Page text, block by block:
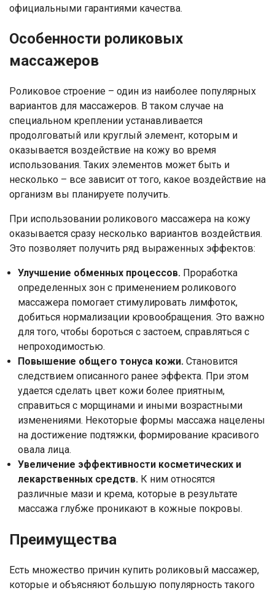
официальными гарантиями качества.
Особенности роликовых
массажеров
Роликовое строение – один из наиболее популярных
вариантов для массажеров. В таком случае на
специальном креплении устанавливается
продолговатый или круглый элемент, которым и
оказывается воздействие на кожу во время
использования. Таких элементов может быть и
несколько – все зависит от того, какое воздействие на
организм вы планируете получить.
При использовании роликового массажера на кожу
оказывается сразу несколько вариантов воздействия.
Это позволяет получить ряд выраженных эффектов:
Улучшение обменных процессов. Проработка
определенных зон с применением роликового
массажера помогает стимулировать лимфоток,
добиться нормализации кровообращения. Это важно
для того, чтобы бороться с застоем, справляться с
непроходимостью.
Повышение общего тонуса кожи. Становится
следствием описанного ранее эффекта. При этом
удается сделать цвет кожи более приятным,
справиться с морщинами и иными возрастными
изменениями. Некоторые формы массажа нацелены
на достижение подтяжки, формирование красивого
овала лица.
Увеличение эффективности косметических и
лекарственных средств. К ним относятся
различные мази и крема, которые в результате
массажа глубже проникают в кожные покровы.
Преимущества
Есть множество причин купить роликовый массажер,
которые и объясняют большую популярность такого